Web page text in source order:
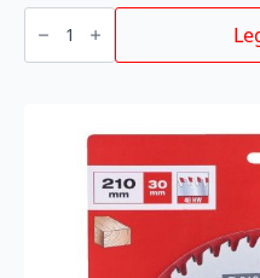
STIKKSAGBLAD
T101DP
105/4MM
5P